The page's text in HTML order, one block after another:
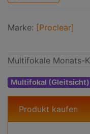
Marke: [Proclear]
Multifokale Monats-
Multifokal (Gleitsicht)
Produkt kaufen